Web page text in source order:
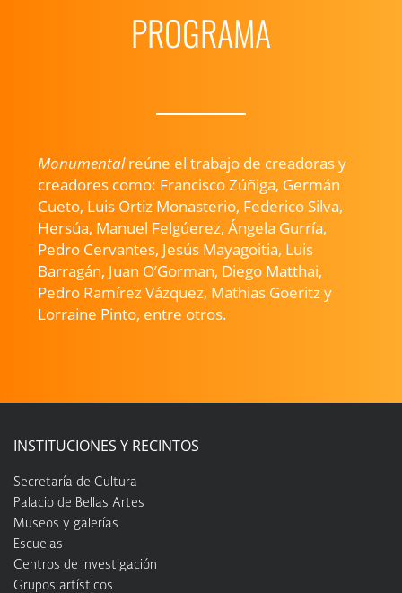
PROGRAMA
Monumentalreúne el trabajo de creadoras y
creadores como: Francisco Zúñiga, Germán
Cueto, Luis Ortiz Monasterio, Federico Silva,
Hersúa, Manuel Felgúerez, Ángela Gurría,
Pedro Cervantes, Jesús Mayagoitia, Luis
Barragán, Juan O’Gorman, Diego Matthai,
Pedro Ramírez Vázquez, Mathias Goeritz y
Lorraine Pinto, entre otros.
INSTITUCIONES Y RECINTOS
Secretaría de Cultura
Palacio de Bellas Artes
Museos y galerías
Escuelas
Centros de investigación
Grupos artísticos